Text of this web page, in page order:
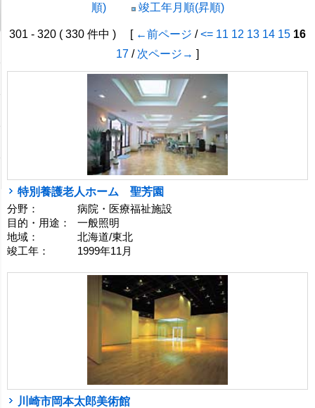
順)
竣工年月順(昇順)
301 - 320 ( 330 件中 ) [ ←前ページ /<= 11 12 13 14 15 16
17 / 次ページ→ ]
特別養護老人ホーム 聖芳園
分野：
病院・医療福祉施設
目的・用途：
一般照明
地域：
北海道/東北
竣工年：
1999年11月
川崎市岡本太郎美術館